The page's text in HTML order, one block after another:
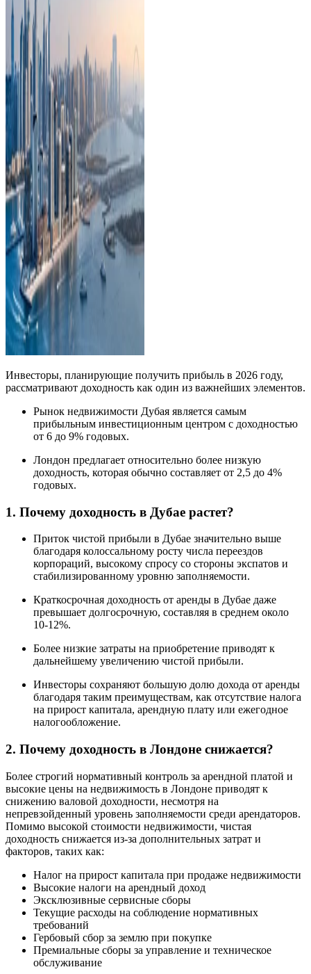
Инвесторы, планирующие получить прибыль в 2026 году,
рассматривают доходность как один из важнейших элементов.
Рынок недвижимости Дубая является самым
прибыльным инвестиционным центром с доходностью
от 6 до 9% годовых.
Лондон предлагает относительно более низкую
доходность, которая обычно составляет от 2,5 до 4%
годовых.
1. Почему доходность в Дубае растет?
Приток чистой прибыли в Дубае значительно выше
благодаря колоссальному росту числа переездов
корпораций, высокому спросу со стороны экспатов и
стабилизированному уровню заполняемости.
Краткосрочная доходность от аренды в Дубае даже
превышает долгосрочную, составляя в среднем около
10-12%.
Более низкие затраты на приобретение приводят к
дальнейшему увеличению чистой прибыли.
Инвесторы сохраняют большую долю дохода от аренды
благодаря таким преимуществам, как отсутствие налога
на прирост капитала, арендную плату или ежегодное
налогообложение.
2. Почему доходность в Лондоне снижается?
Более строгий нормативный контроль за арендной платой и
высокие цены на недвижимость в Лондоне приводят к
снижению валовой доходности, несмотря на
непревзойденный уровень заполняемости среди арендаторов.
Помимо высокой стоимости недвижимости, чистая
доходность снижается из-за дополнительных затрат и
факторов, таких как:
Налог на прирост капитала при продаже недвижимости
Высокие налоги на арендный доход
Эксклюзивные сервисные сборы
Текущие расходы на соблюдение нормативных
требований
Гербовый сбор за землю при покупке
Премиальные сборы за управление и техническое
обслуживание